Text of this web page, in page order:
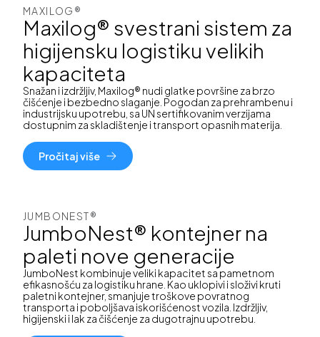
MAXILOG®
Maxilog® svestrani sistem za
higijensku logistiku velikih
kapaciteta
Snažan i izdržljiv, Maxilog® nudi glatke površine za brzo
čišćenje i bezbedno slaganje. Pogodan za prehrambenu i
industrijsku upotrebu, sa UN sertifikovanim verzijama
dostupnim za skladištenje i transport opasnih materija.
Pročitaj više
JUMBONEST®
JumboNest® kontejner na
paleti nove generacije
JumboNest kombinuje veliki kapacitet sa pametnom
efikasnošću za logistiku hrane. Kao uklopivi i složivi kruti
paletni kontejner, smanjuje troškove povratnog
transporta i poboljšava iskorišćenost vozila. Izdržljiv,
higijenski i lak za čišćenje za dugotrajnu upotrebu.